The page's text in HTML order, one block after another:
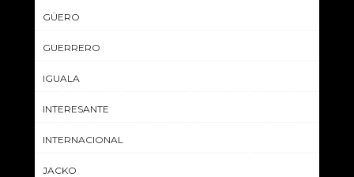
GÜERO
GUERRERO
IGUALA
INTERESANTE
INTERNACIONAL
JACKO